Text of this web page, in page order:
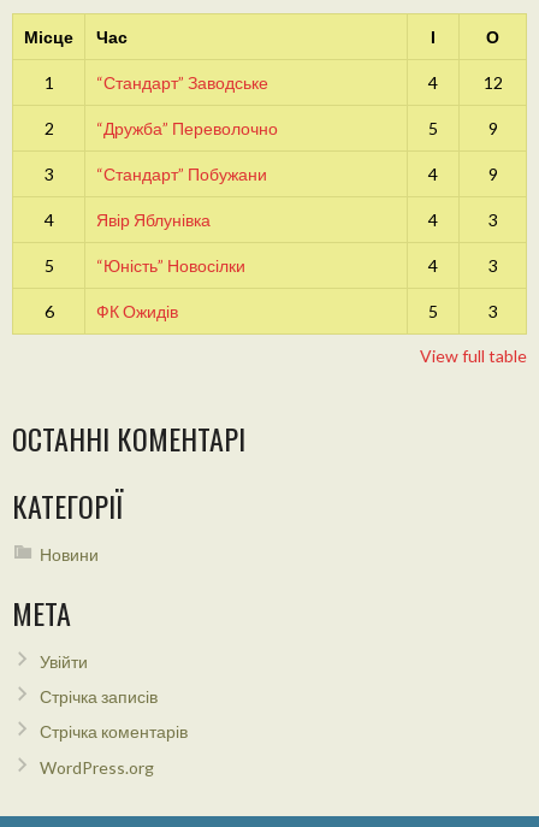
Місце Час І О
1 “Стандарт” Заводське 4 12
2 “Дружба” Переволочно 5 9
3 “Стандарт” Побужани 4 9
4 Явір Яблунівка 4 3
5 “Юність” Новосілки 4 3
6 ФК Ожидів 5 3
View full table
ОСТАННІ КОМЕНТАРІ
КАТЕГОРІЇ
Новини
МЕТА
Увійти
Стрічка записів
Стрічка коментарів
WordPress.org